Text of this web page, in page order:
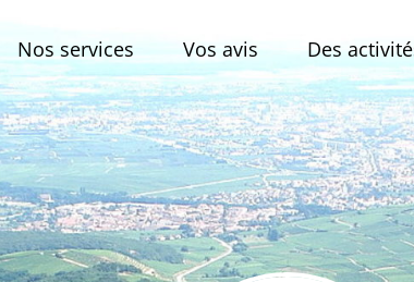
Nos services Vos avis Des